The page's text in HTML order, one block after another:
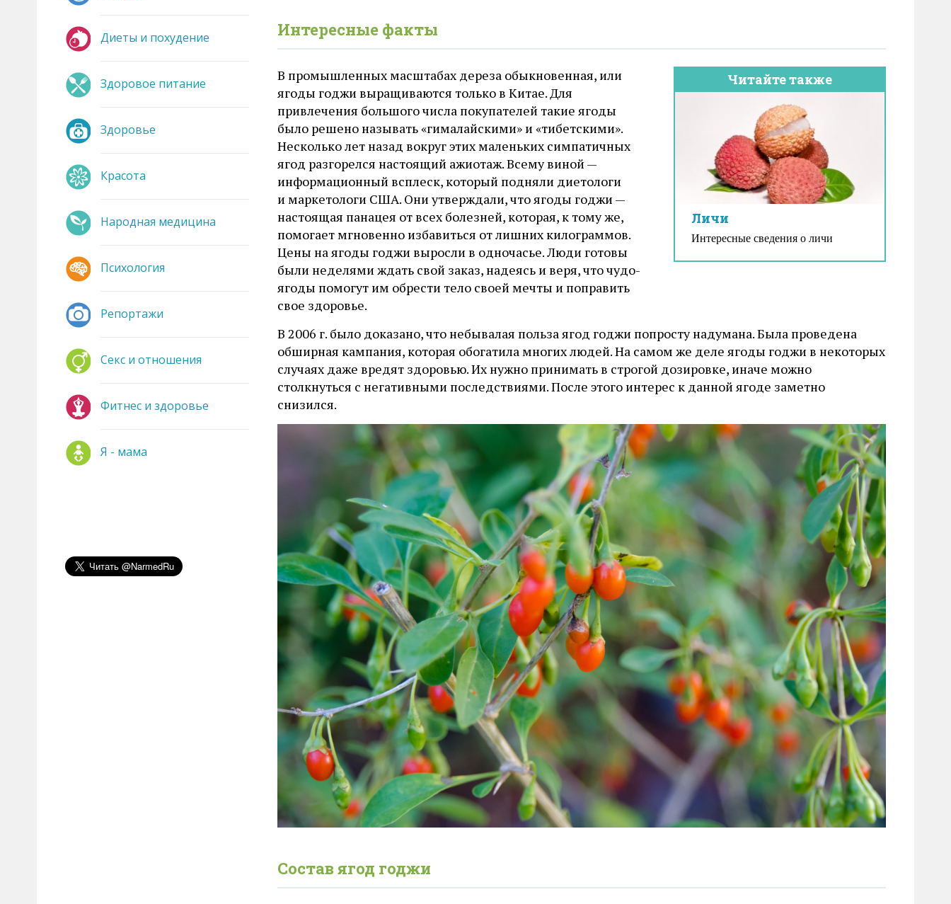
Интересные факты
Читайте также
Личи
Интересные сведения о личи
В промышленных масштабах дереза обыкновенная, или
ягоды годжи выращиваются только в Китае. Для
привлечения большого числа покупателей такие ягоды
было решено называть «гималайскими» и «тибетскими».
Несколько лет назад вокруг этих маленьких симпатичных
ягод разгорелся настоящий ажиотаж. Всему виной —
информационный всплеск, который подняли диетологи
и маркетологи США. Они утверждали, что ягоды годжи —
настоящая панацея от всех болезней, которая, к тому же,
помогает мгновенно избавиться от лишних килограммов.
Цены на ягоды годжи выросли в одночасье. Люди готовы
были неделями ждать свой заказ, надеясь и веря, что чудо-
ягоды помогут им обрести тело своей мечты и поправить
свое здоровье.
В 2006 г. было доказано, что небывалая польза ягод годжи попросту надумана. Была проведена
обширная кампания, которая обогатила многих людей. На самом же деле ягоды годжи в некоторых
случаях даже вредят здоровью. Их нужно принимать в строгой дозировке, иначе можно
столкнуться с негативными последствиями. После этого интерес к данной ягоде заметно
снизился.
Состав ягод годжи
Диеты и похудение
Здоровое питание
Здоровье
Красота
Народная медицина
Психология
Репортажи
Секс и отношения
Фитнес и здоровье
Я - мама